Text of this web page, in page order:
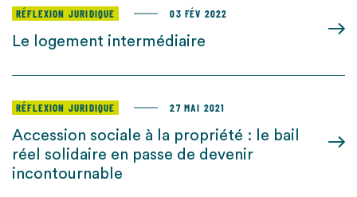
RÉFLEXION JURIDIQUE 03 FÉV 2022
Le logement intermédiaire
RÉFLEXION JURIDIQUE 27 MAI 2021
Accession sociale à la propriété : le bail
réel solidaire en passe de devenir
incontournable